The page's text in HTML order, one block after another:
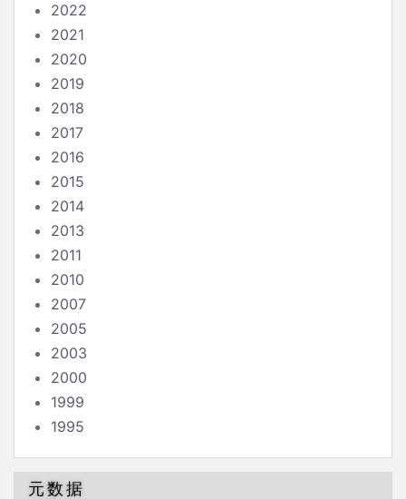
2022
2021
2020
2019
2018
2017
2016
2015
2014
2013
2011
2010
2007
2005
2003
2000
1999
1995
元数据